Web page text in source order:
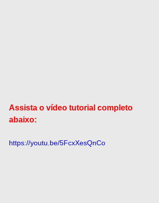
Assista o vídeo tutorial completo
abaixo:
https://youtu.be/5FcxXesQnCo